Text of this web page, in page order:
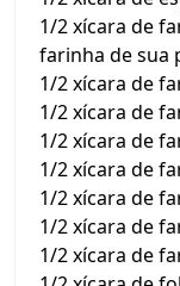
1/2 xícara de
farinha de sua
1/2 xícara de
1/2 xícara de
1/2 xícara de
1/2 xícara de
1/2 xícara de
1/2 xícara de
1/2 xícara de